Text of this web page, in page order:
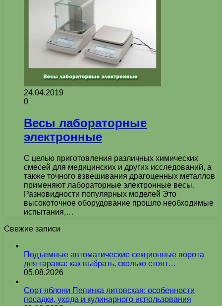
24.04.2019
0
Весы лабораторные
электронные
С целью приготовления различных химических
смесей для медицинских и других исследований, а
также точного взвешивания драгоценных металлов
применяют лабораторные электронные весы.
Разновидности популярных моделей Это
высокоточное оборудование прошло необходимые
испытания,…
Свежие записи
Подъемные автоматические секционные ворота
для гаража: как выбрать, сколько стоят…
05.08.2026
Сорт яблони Пепинка литовская: особенности
посадки, ухода и кулинарного использования